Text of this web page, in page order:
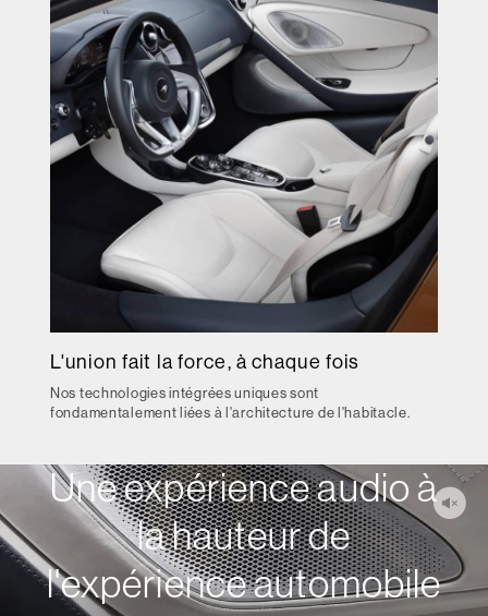
L'union fait la force, à chaque fois
Nos technologies intégrées uniques sont
fondamentalement liées à l'architecture de l'habitacle.
Une expérience audio à
la hauteur de
l'expérience automobile